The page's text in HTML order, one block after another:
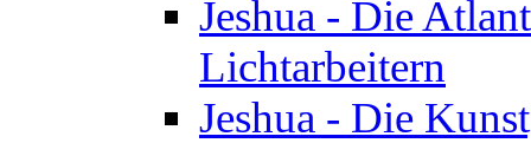
Jeshua - Die
Lichtarbeitern
Jeshua - Die